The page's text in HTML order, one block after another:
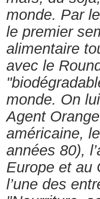
monde. Par
le premier
alimentaire
avec le
monde. On
Agent
américaine,
années 80),
Europe et au
l’une des